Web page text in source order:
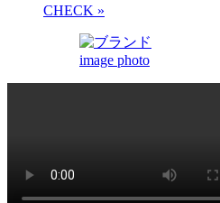
CHECK »
image photo